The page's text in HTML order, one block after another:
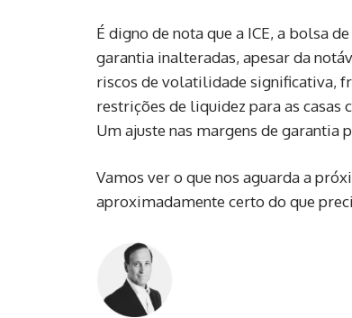
É digno de nota que a ICE, a bolsa
garantia inalteradas, apesar da
riscos de volatilidade significativa,
restrições de liquidez para as
Um ajuste nas margens de garantia
Vamos ver o que nos aguarda a
aproximadamente certo do que